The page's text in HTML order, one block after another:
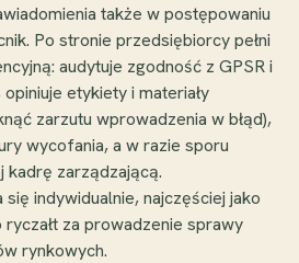
także w postępowaniu
Po stronie przedsiębiorcy pełni
audytuje zgodność z GPSR i
etykiety i materiały
zarzutu wprowadzenia w błąd),
wycofania, a w razie sporu
kadrę zarządzającą.
indywidualnie, najczęściej jako
za prowadzenie sprawy
rynkowych.